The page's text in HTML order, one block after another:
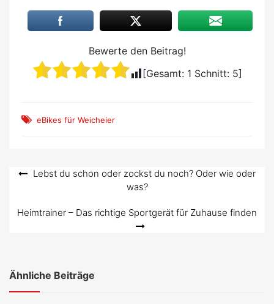
Bewerte den Beitrag!
[Gesamt: 1 Schnitt: 5]
eBikes für Weicheier
Beitragsnavigation
Lebst du schon oder zockst du noch? Oder wie oder
was?
Heimtrainer – Das richtige Sportgerät für Zuhause finden
Ähnliche Beiträge